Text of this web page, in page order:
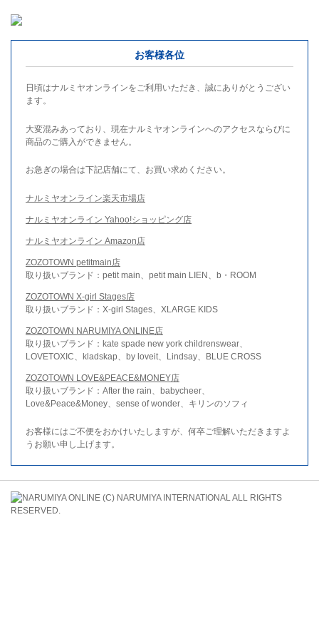
お客様各位
日頃はナルミヤオンラインをご利用いただき、誠にありがとうござい
ます。
大変混みあっており、現在ナルミヤオンラインへのアクセスならびに
商品のご購入ができません。
お急ぎの場合は下記店舗にて、お買い求めください。
ナルミヤオンライン楽天市場店
ナルミヤオンライン Yahoo!ショッピング店
ナルミヤオンライン Amazon店
ZOZOTOWN petitmain店
取り扱いブランド：petit main、petit main LIEN、b・ROOM
ZOZOTOWN X-girl Stages店
取り扱いブランド：X-girl Stages、XLARGE KIDS
ZOZOTOWN NARUMIYA ONLINE店
取り扱いブランド：kate spade new york childrenswear、
LOVETOXIC、kladskap、by loveit、Lindsay、BLUE CROSS
ZOZOTOWN LOVE&PEACE&MONEY店
取り扱いブランド：After the rain、babycheer、
Love&Peace&Money、sense of wonder、キリンのソフィ
お客様にはご不便をおかけいたしますが、何卒ご理解いただきますよ
うお願い申し上げます。